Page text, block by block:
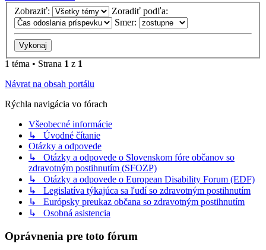
Zobraziť:
Zoradiť podľa:
Smer:
1 téma • Strana 1 z 1
Návrat na obsah portálu
Rýchla navigácia vo fórach
Všeobecné informácie
↳ Úvodné čítanie
Otázky a odpovede
↳ Otázky a odpovede o Slovenskom fóre občanov so
zdravotným postihnutím (SFOZP)
↳ Otázky a odpovede o European Disability Forum (EDF)
↳ Legislatíva týkajúca sa ľudí so zdravotným postihnutím
↳ Európsky preukaz občana so zdravotným postihnutím
↳ Osobná asistencia
Oprávnenia pre toto fórum